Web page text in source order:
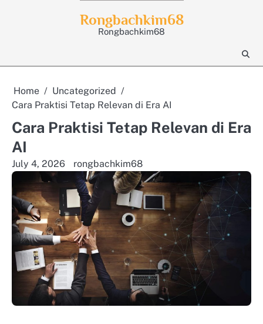
Rongbachkim68
Rongbachkim68
Home
Uncategorized
Cara Praktisi Tetap Relevan di Era AI
Cara Praktisi Tetap Relevan di Era
AI
July 4, 2026 rongbachkim68